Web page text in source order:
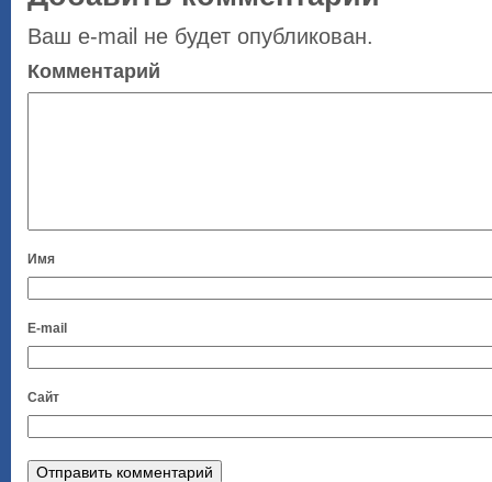
Ваш e-mail не будет опубликован.
Комментарий
Имя
E-mail
Сайт